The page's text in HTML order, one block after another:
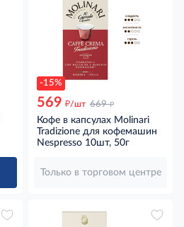
-15%
569 д/шт 669 д
Кофе в капсулах Molinari
Tradizione для кофемашин
Nespresso 10шт, 50г
Только в торговом центре